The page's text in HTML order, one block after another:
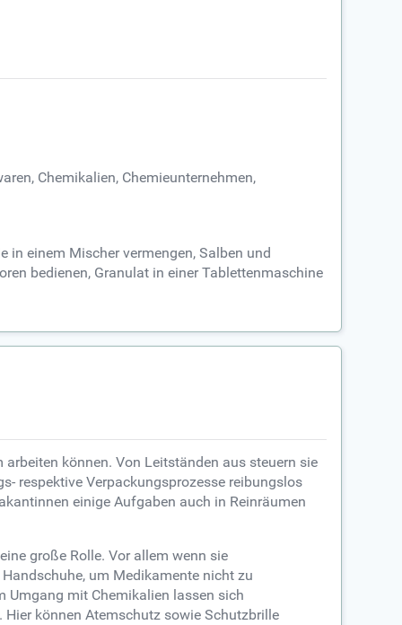
Chemikalien, Chemieunternehmen,
in einem Mischer vermengen, Salben und
bedienen, Granulat in einer Tablettenmaschine
können. Von Leitständen aus steuern sie
respektive Verpackungsprozesse reibungslos
einige Aufgaben auch in Reinräumen
große Rolle. Vor allem wenn sie
um Medikamente nicht zu
Umgang mit Chemikalien lassen sich
können Atemschutz sowie Schutzbrille